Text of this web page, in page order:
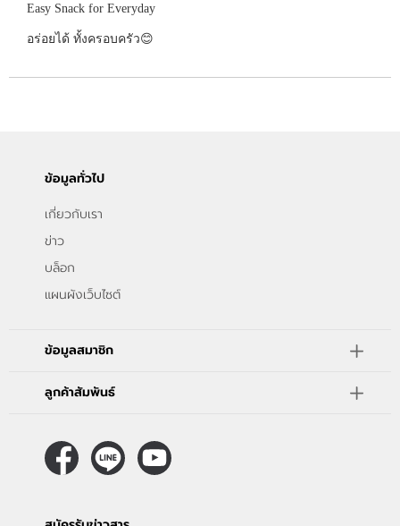
Easy Snack for Everyday
อร่อยได้ ทั้งครอบครัว😊
ข้อมูลทั่วไป
เกี่ยวกับเรา
ข่าว
บล็อก
แผนผังเว็บไซต์
ข้อมูลสมาชิก
ลูกค้าสัมพันธ์